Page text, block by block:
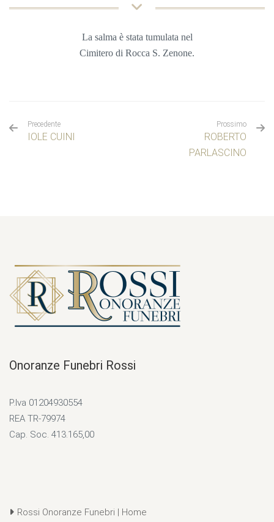
La salma è stata tumulata nel
Cimitero di Rocca S. Zenone.
Precedente
IOLE CUINI
Prossimo
ROBERTO
PARLASCINO
Onoranze Funebri Rossi
P.Iva 01204930554
REA TR-79974
Cap. Soc. 413.165,00
Rossi Onoranze Funebri | Home